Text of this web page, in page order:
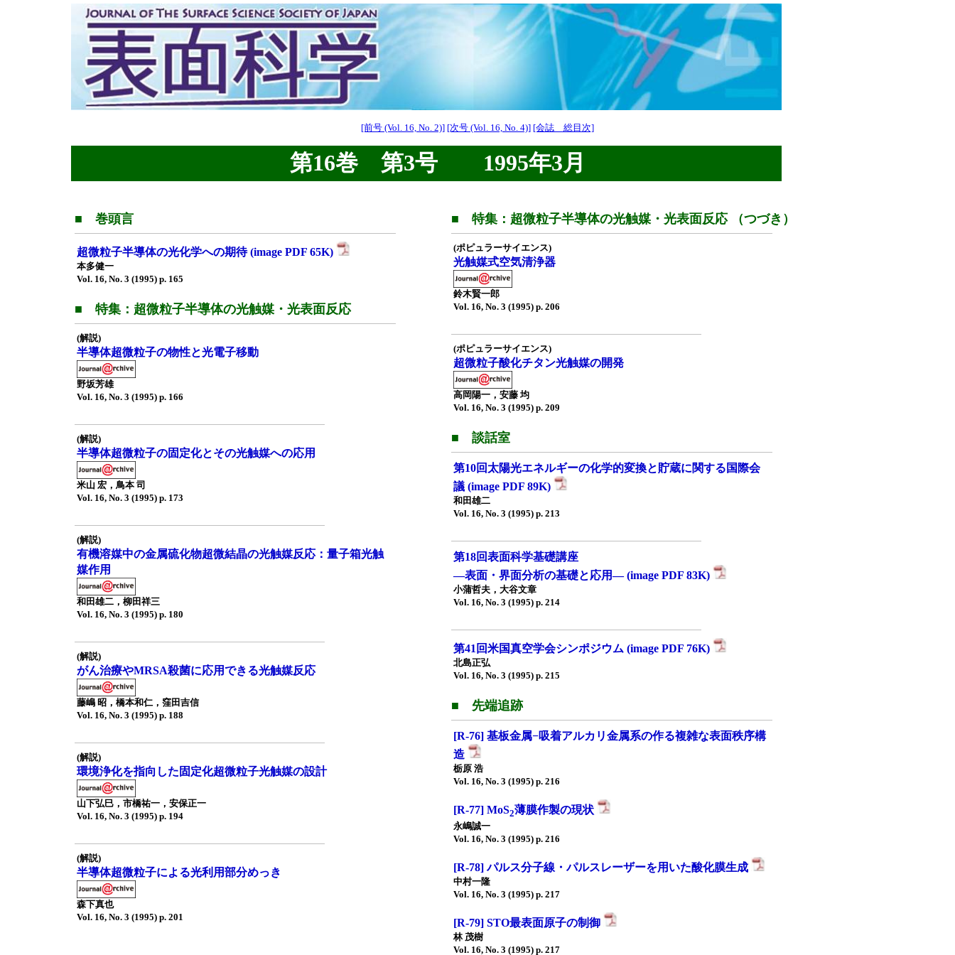
[前号 (Vol. 16, No. 2)] [次号 (Vol. 16, No. 4)] [会誌 総目次]
第16巻 第3号 1995年3月
■ 巻頭言
超微粒子半導体の光化学への期待 (image PDF 65K)
本多健一
Vol. 16, No. 3 (1995) p. 165
■ 特集：超微粒子半導体の光触媒・光表面反応
(解説)
半導体超微粒子の物性と光電子移動
野坂芳雄
Vol. 16, No. 3 (1995) p. 166
(解説)
半導体超微粒子の固定化とその光触媒への応用
米山 宏，鳥本 司
Vol. 16, No. 3 (1995) p. 173
(解説)
有機溶媒中の金属硫化物超微結晶の光触媒反応：量子箱光触
媒作用
和田雄二，柳田祥三
Vol. 16, No. 3 (1995) p. 180
(解説)
がん治療やMRSA殺菌に応用できる光触媒反応
藤嶋 昭，橋本和仁，窪田吉信
Vol. 16, No. 3 (1995) p. 188
(解説)
環境浄化を指向した固定化超微粒子光触媒の設計
山下弘巳，市橋祐一，安保正一
Vol. 16, No. 3 (1995) p. 194
(解説)
半導体超微粒子による光利用部分めっき
森下真也
Vol. 16, No. 3 (1995) p. 201
■ 特集：超微粒子半導体の光触媒・光表面反応 （つづき）
(ポピュラーサイエンス)
光触媒式空気清浄器
鈴木賢一郎
Vol. 16, No. 3 (1995) p. 206
(ポピュラーサイエンス)
超微粒子酸化チタン光触媒の開発
高岡陽一，安藤 均
Vol. 16, No. 3 (1995) p. 209
■ 談話室
第10回太陽光エネルギーの化学的変換と貯蔵に関する国際会
議 (image PDF 89K)
和田雄二
Vol. 16, No. 3 (1995) p. 213
第18回表面科学基礎講座
—表面・界面分析の基礎と応用— (image PDF 83K)
小蒲哲夫，大谷文章
Vol. 16, No. 3 (1995) p. 214
第41回米国真空学会シンポジウム (image PDF 76K)
北島正弘
Vol. 16, No. 3 (1995) p. 215
■ 先端追跡
[R-76] 基板金属−吸着アルカリ金属系の作る複雑な表面秩序構
造
栃原 浩
Vol. 16, No. 3 (1995) p. 216
[R-77] MoS2薄膜作製の現状
永嶋誠一
Vol. 16, No. 3 (1995) p. 216
[R-78] パルス分子線・パルスレーザーを用いた酸化膜生成
中村一隆
Vol. 16, No. 3 (1995) p. 217
[R-79] STO最表面原子の制御
林 茂樹
Vol. 16, No. 3 (1995) p. 217